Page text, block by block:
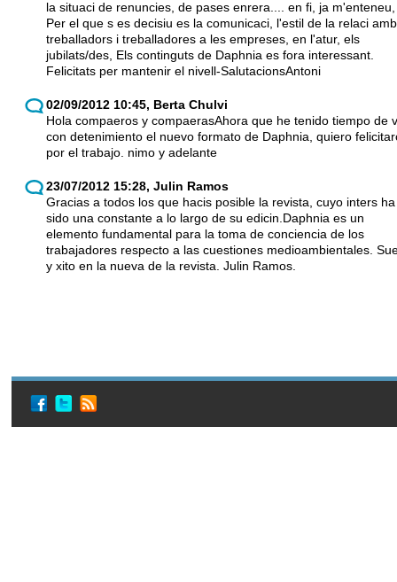
la situaci de renuncies, de pases enrera.... en fi, ja
Per el que s es decisiu es la comunicaci, l'estil de la relaci
treballadors i treballadores a les empreses, en l'atur, els
jubilats/des, Els continguts de Daphnia es fora interessant.
Felicitats per mantenir el nivell-SalutacionsAntoni
02/09/2012 10:45, Berta Chulvi
Hola compaeros y compaerasAhora que he tenido tiempo de
con detenimiento el nuevo formato de Daphnia, quiero
por el trabajo. nimo y adelante
23/07/2012 15:28, Julin Ramos
Gracias a todos los que hacis posible la revista, cuyo inters ha
sido una constante a lo largo de su edicin.Daphnia es un
elemento fundamental para la toma de conciencia de los
trabajadores respecto a las cuestiones medioambientales.
y xito en la nueva de la revista. Julin Ramos.